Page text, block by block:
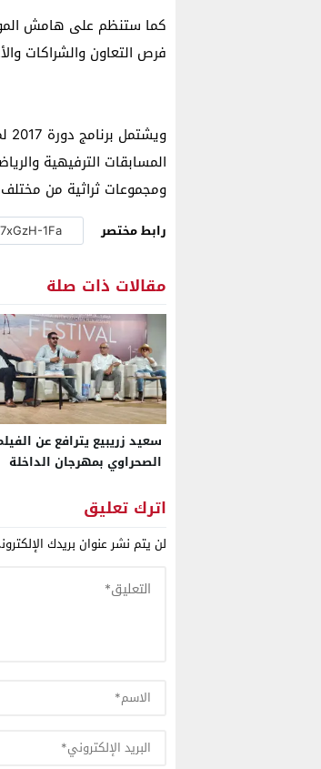
كما ستنظم على هامش
فرص التعاون والشراكات
المسابقات الترفيهية
ومجموعات ثراثية من مختلف
رابط مختصر
مقالات ذات صلة
سعيد زريبيع يترافع عن
الصحراوي بمهرجان الداخلة
اترك تعليق
لن يتم نشر عنوان بريدك